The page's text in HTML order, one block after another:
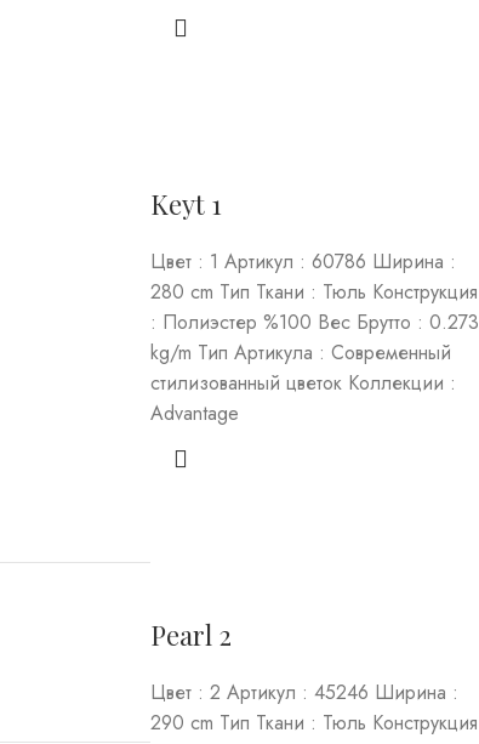
Keyt 1
Цвет : 1 Артикул : 60786 Ширина :
280 cm Тип Ткани : Тюль Конструкция
: Полиэстер %100 Вес Брутто : 0.273
kg/m Тип Артикула : Современный
стилизованный цветок Коллекции :
Advantage
Pearl 2
Цвет : 2 Артикул : 45246 Ширина :
290 cm Тип Ткани : Тюль Конструкция